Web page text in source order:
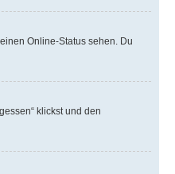
Online-Status sehen. Du
klickst und den